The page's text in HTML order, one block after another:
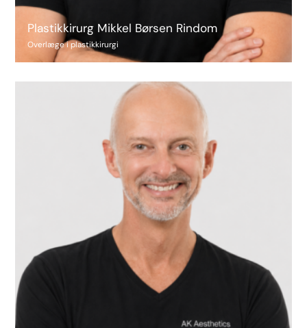
Plastikkirurg Mikkel Børsen Rindom
Overlæge i plastikkirurgi